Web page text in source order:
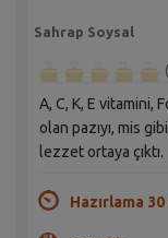
Sahrap Soysal
A, C, K, E vitamini,
olan pazıyı, mis
lezzet ortaya çıktı.
Hazırlama